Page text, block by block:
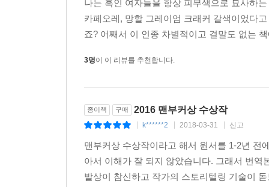
나는 흑인 여자들을 항상 피부색으로 묘사하
카페오레, 망할 그레이엄 크래커 갈색이었다
죠? 어째서 이 인종 차별적이고 결말도 없는
3명이 이 리뷰를 추천합니다.
종이책 구매 2016 맨부커상 수상작
k******2 2018-03-31 신고
맨부커상 수상작이라고 해서 원서를 1-2년 전
아서 이해가 잘 되지 않았습니다. 그래서 번
발상이 참신하고 작가의 스토리텔링 기술이